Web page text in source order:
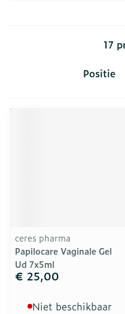
17
Sorteer op:
ceres pharma
Papilocare Vaginale Gel
Ud 7x5ml
€ 25,00
Niet beschikbaar